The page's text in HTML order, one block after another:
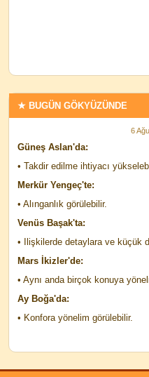
★ BUGÜN GÖKYÜZÜNDE
6
Güneş Aslan'da:
• Takdir edilme ihtiyacı
Merkür Yengeç'te:
• Alınganlık görülebilir.
Venüs Başak'ta:
• Ilişkilerde detaylara ve küçük
Mars İkizler'de:
• Aynı anda birçok konuya
Ay Boğa'da:
• Konfora yönelim görülebilir.